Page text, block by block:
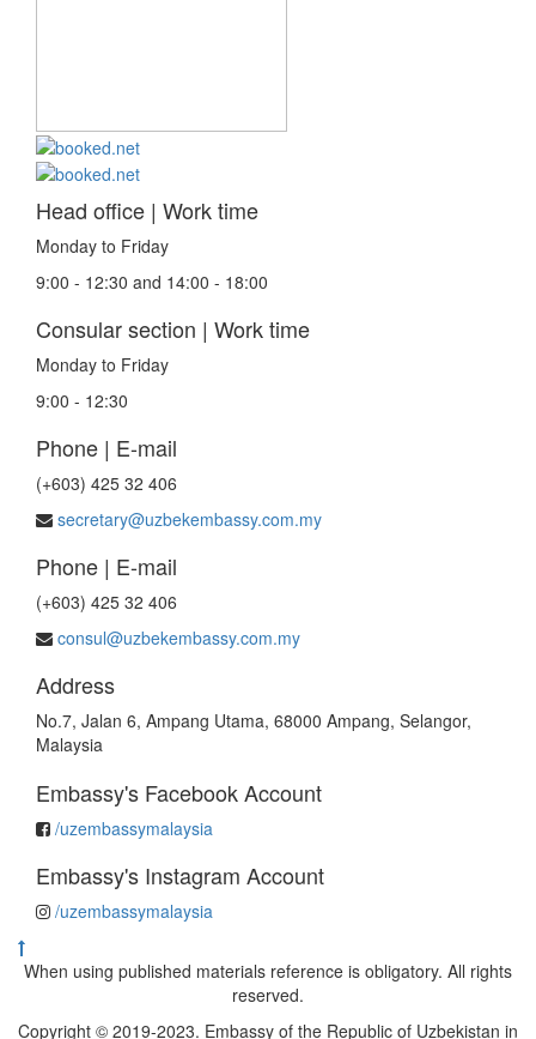
Head office | Work time
Monday to Friday
9:00 - 12:30 and 14:00 - 18:00
Consular section | Work time
Monday to Friday
9:00 - 12:30
Phone | E-mail
(+603) 425 32 406
secretary@uzbekembassy.com.my
Phone | E-mail
(+603) 425 32 406
consul@uzbekembassy.com.my
Address
No.7, Jalan 6, Ampang Utama, 68000 Ampang, Selangor,
Malaysia
Embassy's Facebook Account
/uzembassymalaysia
Embassy's Instagram Account
/uzembassymalaysia
When using published materials reference is obligatory. All rights
reserved.
Copyright © 2019-2023. Embassy of the Republic of Uzbekistan in